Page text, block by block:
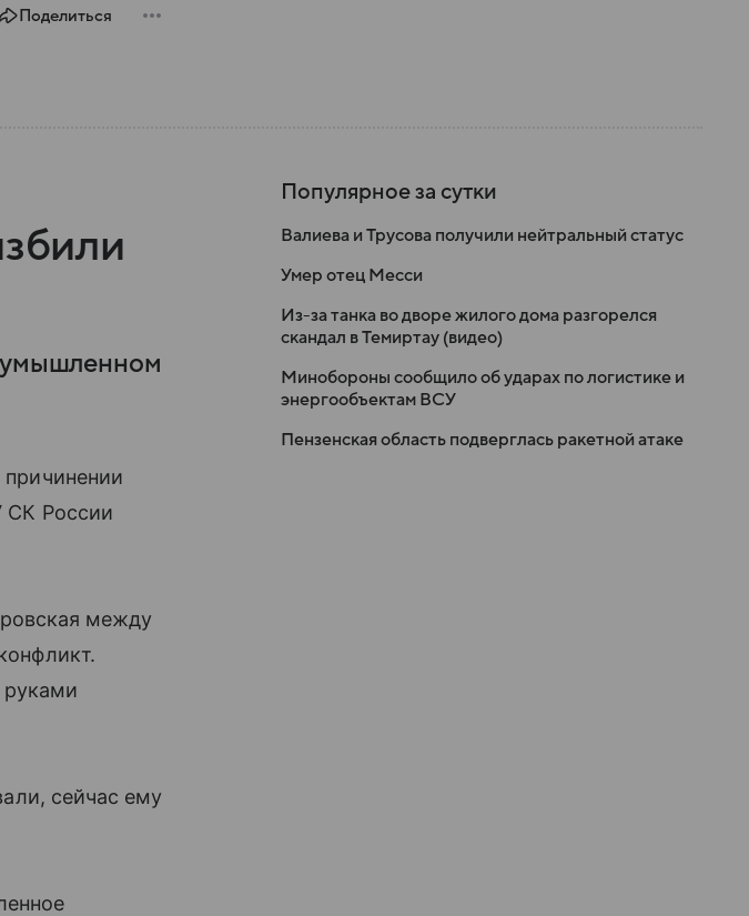
Поделиться
умышленном
СК России
между
руками
сейчас ему
Популярное за сутки
Валиева и Трусова получили нейтральный статус
Умер отец Месси
Из-за танка во дворе жилого дома разгорелся
скандал в Темиртау (видео)
Минобороны сообщило об ударах по логистике и
энергообъектам ВСУ
Пензенская область подверглась ракетной атаке